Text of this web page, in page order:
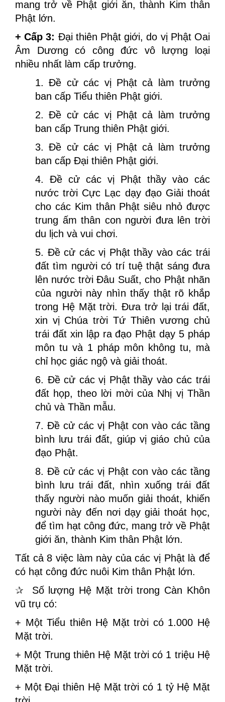
mang trở về Phật giới ăn, thành Kim thân
Phật lớn.
+ Cấp 3: Đại thiên Phật giới, do vị Phật Oai
Âm Dương có công đức vô lượng loại
nhiều nhất làm cấp trưởng.
1. Đề cử các vị Phật cả làm trưởng
ban cấp Tiểu thiên Phật giới.
2. Đề cử các vị Phật cả làm trưởng
ban cấp Trung thiên Phật giới.
3. Đề cử các vị Phật cả làm trưởng
ban cấp Đại thiên Phật giới.
4. Đề cử các vị Phật thầy vào các
nước trời Cực Lạc dạy đạo Giải thoát
cho các Kim thân Phật siêu nhỏ được
trung ấm thân con người đưa lên trời
du lịch và vui chơi.
5. Đề cử các vị Phật thầy vào các trái
đất tìm người có trí tuệ thật sáng đưa
lên nước trời Đâu Suất, cho Phật nhãn
của người này nhìn thấy thật rõ khắp
trong Hệ Mặt trời. Đưa trở lại trái đất,
xin vị Chúa trời Tứ Thiên vương chủ
trái đất xin lập ra đạo Phật dạy 5 pháp
môn tu và 1 pháp môn không tu, mà
chỉ học giác ngộ và giải thoát.
6. Đề cử các vị Phật thầy vào các trái
đất họp, theo lời mời của Nhị vị Thần
chủ và Thần mẫu.
7. Đề cử các vị Phật con vào các tầng
bình lưu trái đất, giúp vị giáo chủ của
đạo Phật.
8. Đề cử các vị Phật con vào các tầng
bình lưu trái đất, nhìn xuống trái đất
thấy người nào muốn giải thoát, khiến
người này đến nơi dạy giải thoát học,
để tìm hạt công đức, mang trở về Phật
giới ăn, thành Kim thân Phật lớn.
Tất cả 8 việc làm này của các vị Phật là để
có hạt công đức nuôi Kim thân Phật lớn.
✰
Số lượng Hệ Mặt trời trong Càn Khôn
vũ trụ có:
+ Một Tiểu thiên Hệ Mặt trời có 1.000 Hệ
Mặt trời.
+ Một Trung thiên Hệ Mặt trời có 1 triệu Hệ
Mặt trời.
+ Một Đại thiên Hệ Mặt trời có 1 tỷ Hệ Mặt